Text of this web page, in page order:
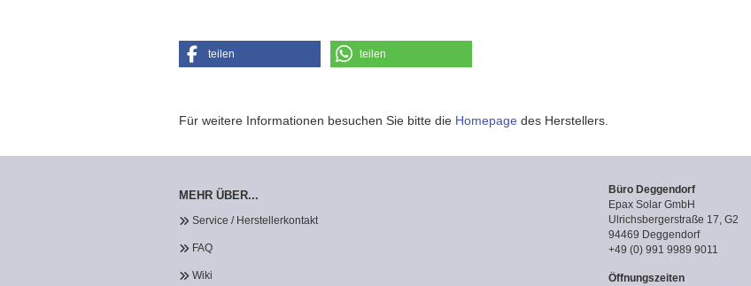
teilen teilen
Für weitere Informationen besuchen Sie bitte die Homepage des Herstellers.
MEHR ÜBER...
Service / Herstellerkontakt
FAQ
Wiki
Büro Deggendorf
Epax Solar GmbH
Ulrichsbergerstraße 17, G2
94469 Deggendorf
+49 (0) 991 9989 9011
Öffnungszeiten